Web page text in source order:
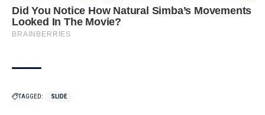
TAGGED: SLIDE